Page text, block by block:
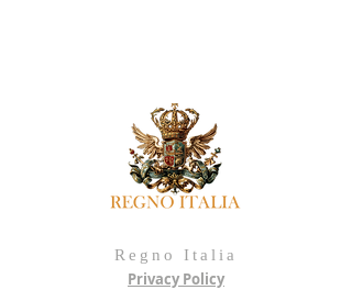
Regno Italia
Privacy Policy